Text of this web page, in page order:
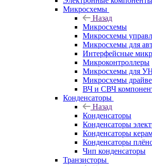
Микросхемы
Назад
Микросхемы
Микросхемы
Микросхемы для
Интерфейсные
Микроконтроллеры
Микросхемы для
Микросхемы
ВЧ и СВЧ
Конденсаторы
Назад
Конденсаторы
Конденсаторы
Конденсаторы
Конденсаторы
Чип конденсаторы
Транзисторы